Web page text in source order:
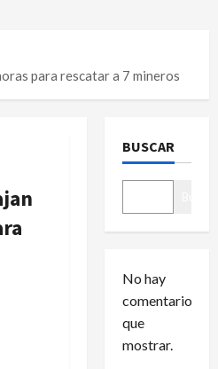
para rescatar a 7 mineros
BUSCAR
No hay
comentarios
que
mostrar.